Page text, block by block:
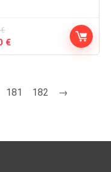
€
€Current
price
181 182 →